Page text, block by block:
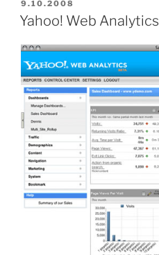
Search”
YAYIM
TARIHI
9.10.2008
Yahoo! Web Analytics